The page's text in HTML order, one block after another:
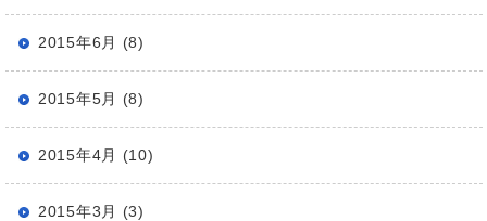
2015年6月 (8)
2015年5月 (8)
2015年4月 (10)
2015年3月 (3)